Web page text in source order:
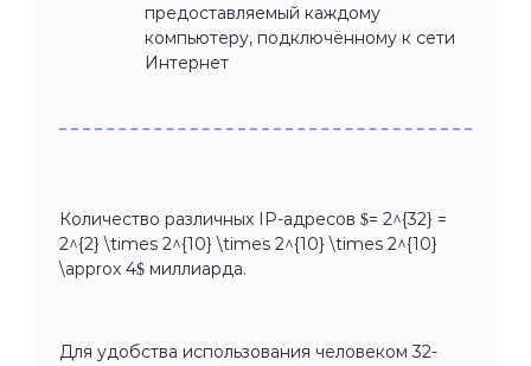
предоставляемый каждому
компьютеру, подключённому к сети
Интернет
Количество различных IP-адресов $= 2^{32} =
2^{2} \times 2^{10} \times 2^{10} \times 2^{10}
\approx 4$ миллиарда.
Для удобства использования человеком 32-